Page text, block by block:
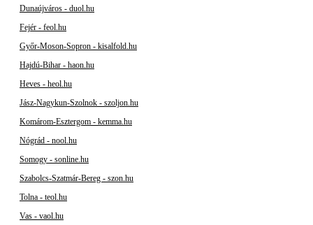
Dunaújváros - duol.hu
Fejér - feol.hu
Győr-Moson-Sopron - kisalfold.hu
Hajdú-Bihar - haon.hu
Heves - heol.hu
Jász-Nagykun-Szolnok - szoljon.hu
Komárom-Esztergom - kemma.hu
Nógrád - nool.hu
Somogy - sonline.hu
Szabolcs-Szatmár-Bereg - szon.hu
Tolna - teol.hu
Vas - vaol.hu